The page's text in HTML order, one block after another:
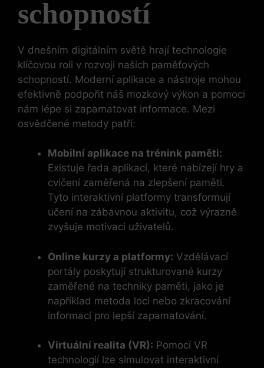
schopností
V dnešním digitálním světě hrají technologie
klíčovou roli v rozvoji našich paměťových
schopností. Moderní aplikace a nástroje mohou
efektivně podpořit náš mozkový výkon a pomoci
nám lépe si zapamatovat informace. Mezi
osvědčené metody patří:
Mobilní aplikace na trénink paměti:
Existuje řada aplikací, které nabízejí hry a
cvičení zaměřená na zlepšení paměti.
Tyto interaktivní platformy transformují
učení na zábavnou aktivitu, což výrazně
zvyšuje motivaci uživatelů.
Online kurzy a platformy: Vzdělávací
portály poskytují strukturované kurzy
zaměřené na techniky paměti, jako je
například metoda loci nebo zkracování
informací pro lepší zapamatování.
Virtuální realita (VR): Pomocí VR
technologií lze simulovat interaktivní